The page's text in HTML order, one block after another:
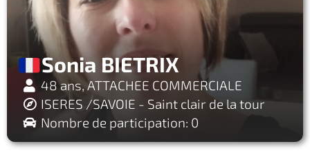
Sonia BIETRIX
48 ans, ATTACHEE COMMERCIALE
ISERES /SAVOIE - Saint clair de la tour
Nombre de participation: 0